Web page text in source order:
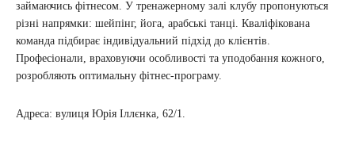
займаючись фітнесом. У тренажерному залі клубу пропонуються
різні напрямки: шейпінг, йога, арабські танці. Кваліфікована
команда підбирає індивідуальний підхід до клієнтів.
Професіонали, враховуючи особливості та уподобання кожного,
розробляють оптимальну фітнес-програму.
Адреса: вулиця Юрія Іллєнка, 62/1.